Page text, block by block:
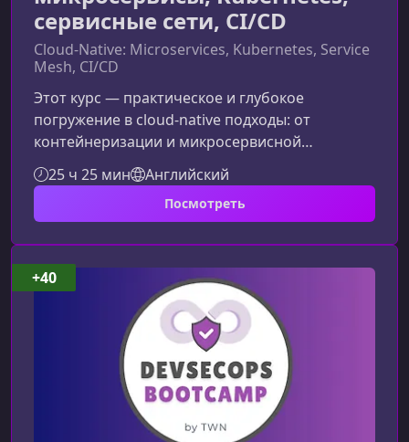
сервисные сети, CI/CD
Cloud-Native: Microservices, Kubernetes, Service
Mesh, CI/CD
Этот курс — практическое и глубокое
погружение в cloud-native подходы: от
контейнеризации и микросервисной
архитектуры до сервисных сетей, CI/CD и
мониторинга. Материал структурирован так,
чтобы вы не просто изучали инструменты, но
и понимали, как проектировать и
развертывать современные облачные
приложения в реалистичных условиях.Что вы
изучите в этом курсеКурс охватывает полный
цикл разработки и эксплуатации облачных
систем на основе Kuberne
25 ч 25 мин Английский
Посмотреть
+40